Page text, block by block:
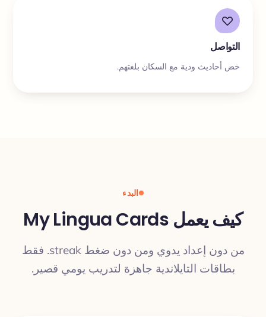
التواصل
خض أحاديث ودية مع السكان بلغتهم.
البدء
كيف يعمل My Lingua Cards
من دون إعداد يدوي ومن دون ضغط streak. فقط
بطاقات التايلاندية جاهزة لتدريب يومي قصير.